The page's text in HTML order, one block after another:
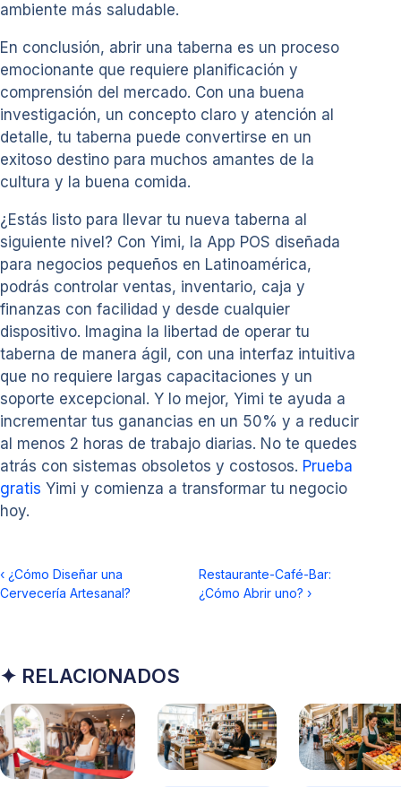
ambiente más saludable.
En conclusión, abrir una taberna es un proceso
emocionante que requiere planificación y
comprensión del mercado. Con una buena
investigación, un concepto claro y atención al
detalle, tu taberna puede convertirse en un
exitoso destino para muchos amantes de la
cultura y la buena comida.
¿Estás listo para llevar tu nueva taberna al
siguiente nivel? Con Yimi, la App POS diseñada
para negocios pequeños en Latinoamérica,
podrás controlar ventas, inventario, caja y
finanzas con facilidad y desde cualquier
dispositivo. Imagina la libertad de operar tu
taberna de manera ágil, con una interfaz intuitiva
que no requiere largas capacitaciones y un
soporte excepcional. Y lo mejor, Yimi te ayuda a
incrementar tus ganancias en un 50% y a reducir
al menos 2 horas de trabajo diarias. No te quedes
atrás con sistemas obsoletos y costosos. Prueba
gratis Yimi y comienza a transformar tu negocio
hoy.
‹ ¿Cómo Diseñar una
Cervecería Artesanal?
Restaurante-Café-Bar:
¿Cómo Abrir uno? ›
✦ RELACIONADOS